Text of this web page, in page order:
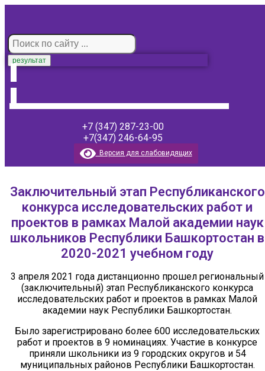
результат
+7 (347) 287-23-00
+7(347) 246-64-95
Версия для слабовидящих
Заключительный этап Республиканского
конкурса исследовательских работ и
проектов в рамках Малой академии наук
школьников Республики Башкортостан в
2020-2021 учебном году
3 апреля 2021 года дистанционно прошел региональный
(заключительный) этап Республиканского конкурса
исследовательских работ и проектов в рамках Малой
академии наук Республики Башкортостан.
Было зарегистрировано более 600 исследовательских
работ и проектов в 9 номинациях. Участие в конкурсе
приняли школьники из 9 городских округов и 54
муниципальных районов Республики Башкортостан.